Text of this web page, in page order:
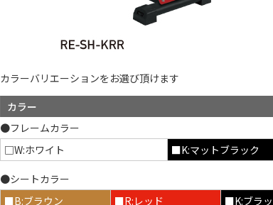
カラーバリエーションをお選び頂けます
カラー
●フレームカラー
□W:ホワイト
■K:マットブラック
●シートカラー
■B:ブラウン
■R:レッド ■K:ブラ